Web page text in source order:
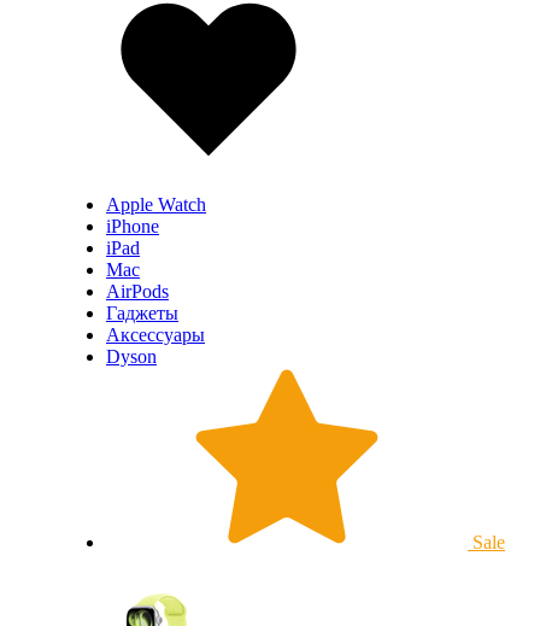
Apple Watch
iPhone
iPad
Mac
AirPods
Гаджеты
Аксессуары
Dyson
Sale